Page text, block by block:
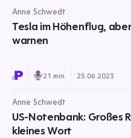
Anne Schwedt
Tesla im Höhenflug,
warnen
21 min. 25.06.2023
Anne Schwedt
US-Notenbank: Großes
kleines Wort